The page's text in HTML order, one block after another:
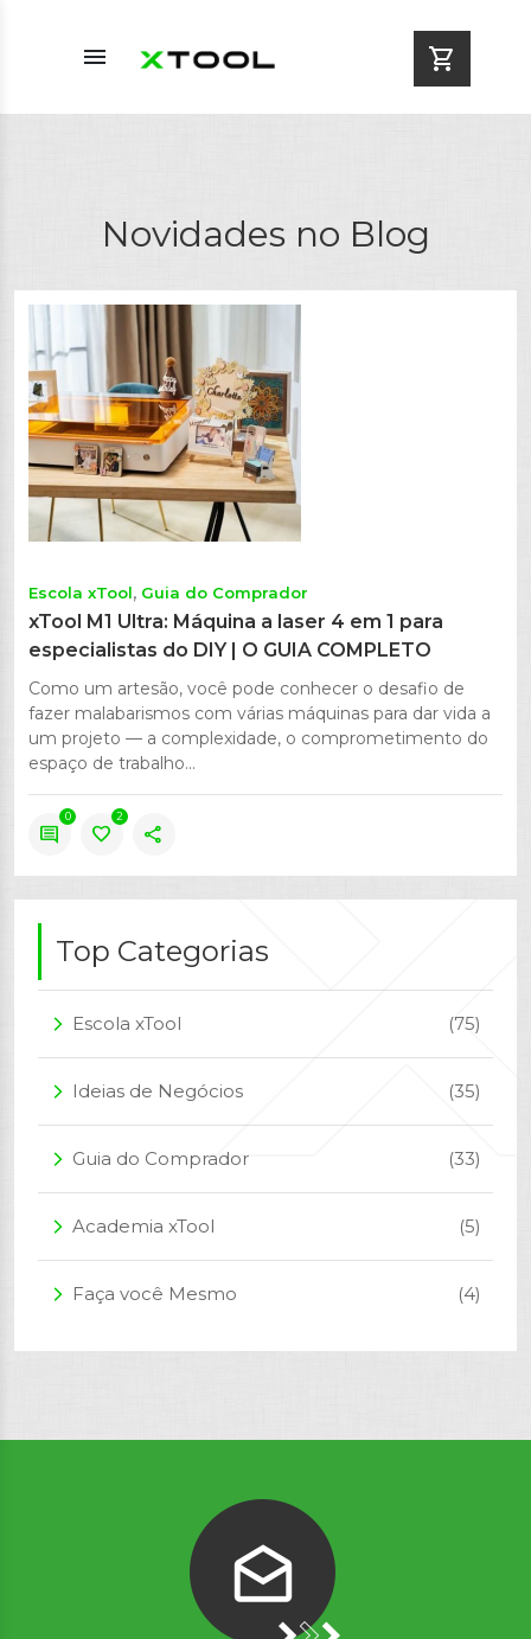
menu shopping_cart
Novidades no Blog
Escola xTool Guia do Comprador
xTool M1 Ultra: Máquina a laser 4 em 1 para
especialistas do DIY | O GUIA COMPLETO
Como um artesão, você pode conhecer o desafio de
fazer malabarismos com várias máquinas para dar vida a
um projeto — a complexidade, o comprometimento do
espaço de trabalho...
comment
0
favorite
2
share
Top Categorias
arrow_forward_ios Escola xTool (75)
arrow_forward_ios Ideias de Negócios (35)
arrow_forward_ios Guia do Comprador (33)
arrow_forward_ios Academia xTool (5)
arrow_forward_ios Faça você Mesmo (4)